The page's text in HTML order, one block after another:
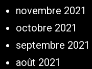
novembre 2021
octobre 2021
septembre 2021
août 2021